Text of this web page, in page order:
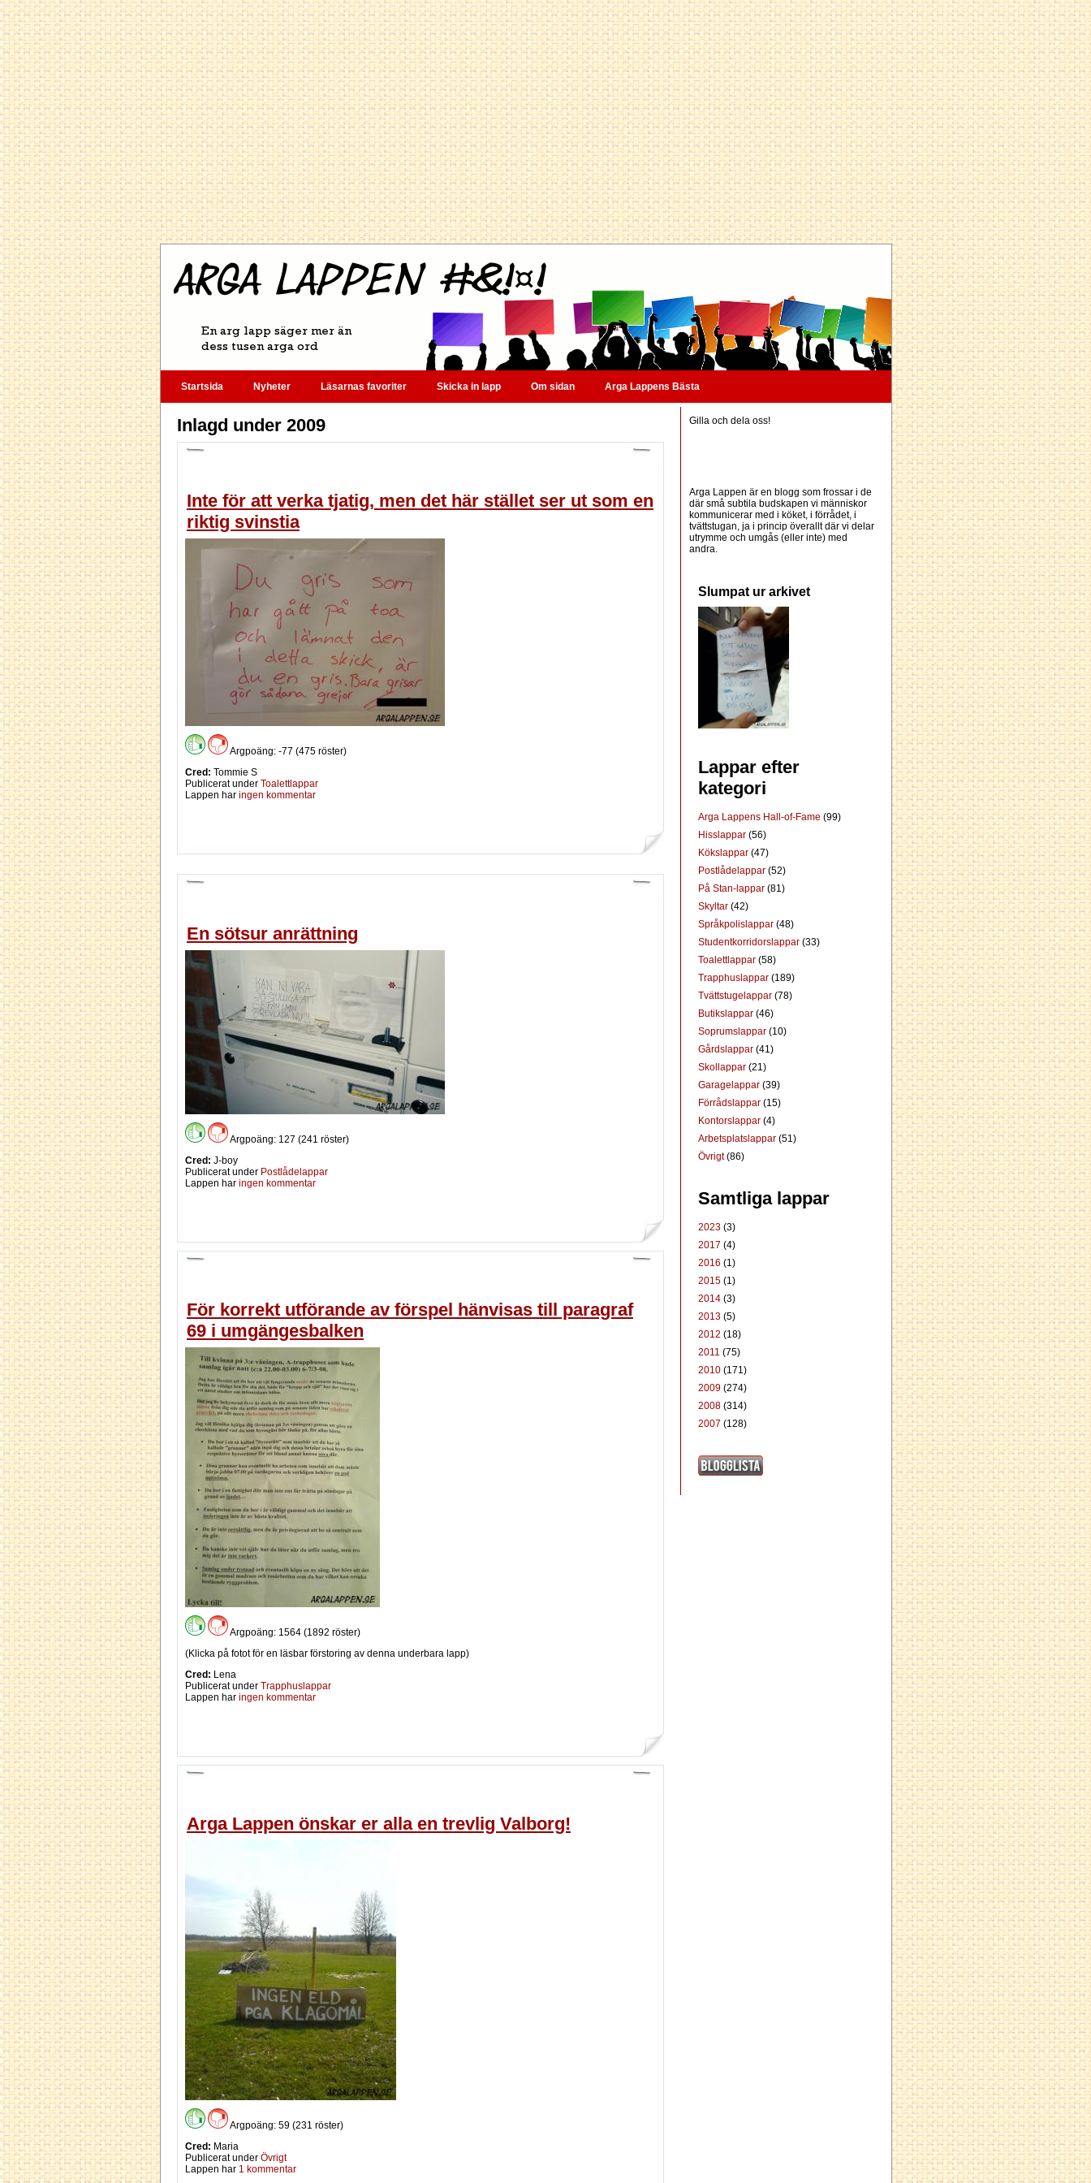
Startsida Nyheter Läsarnas favoriter Skicka in lapp Om sidan Arga Lappens Bästa
Inlagd under 2009
Inte för att verka tjatig, men det här stället ser ut som en
riktig svinstia
Argpoäng: -77 (475 röster)
Cred: Tommie S
Publicerat under Toalettlappar
Lappen har ingen kommentar
En sötsur anrättning
Argpoäng: 127 (241 röster)
Cred: J-boy
Publicerat under Postlådelappar
Lappen har ingen kommentar
För korrekt utförande av förspel hänvisas till paragraf
69 i umgängesbalken
Argpoäng: 1564 (1892 röster)
(Klicka på fotot för en läsbar förstoring av denna underbara lapp)
Cred: Lena
Publicerat under Trapphuslappar
Lappen har ingen kommentar
Arga Lappen önskar er alla en trevlig Valborg!
Argpoäng: 59 (231 röster)
Cred: Maria
Publicerat under Övrigt
Lappen har 1 kommentar
Gilla och dela oss!
Arga Lappen är en blogg som frossar i de
där små subtila budskapen vi människor
kommunicerar med i köket, i förrådet, i
tvättstugan, ja i princip överallt där vi delar
utrymme och umgås (eller inte) med
andra.
Slumpat ur arkivet
Lappar efter
kategori
Arga Lappens Hall-of-Fame (99)
Hisslappar (56)
Kökslappar (47)
Postlådelappar (52)
På Stan-lappar (81)
Skyltar (42)
Språkpolislappar (48)
Studentkorridorslappar (33)
Toalettlappar (58)
Trapphuslappar (189)
Tvättstugelappar (78)
Butikslappar (46)
Soprumslappar (10)
Gårdslappar (41)
Skollappar (21)
Garagelappar (39)
Förrådslappar (15)
Kontorslappar (4)
Arbetsplatslappar (51)
Övrigt(86)
Samtliga lappar
2023 (3)
2017 (4)
2016 (1)
2015 (1)
2014 (3)
2013 (5)
2012 (18)
2011 (75)
2010 (171)
2009 (274)
2008 (314)
2007 (128)